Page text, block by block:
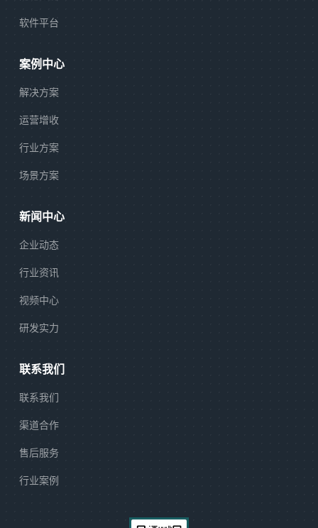
软件平台
案例中心
解决方案
运营增收
行业方案
场景方案
新闻中心
企业动态
行业资讯
视频中心
研发实力
联系我们
联系我们
渠道合作
售后服务
行业案例